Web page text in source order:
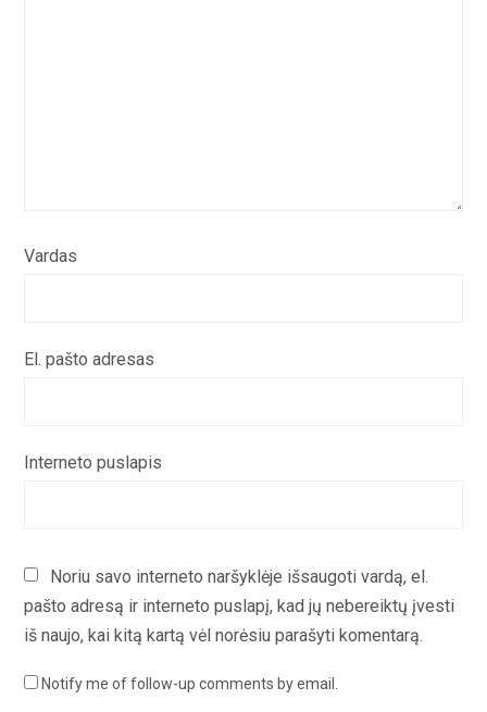
Vardas
El. pašto adresas
Interneto puslapis
Noriu savo interneto naršyklėje išsaugoti vardą, el.
pašto adresą ir interneto puslapį, kad jų nebereiktų įvesti
iš naujo, kai kitą kartą vėl norėsiu parašyti komentarą.
Notify me of follow-up comments by email.